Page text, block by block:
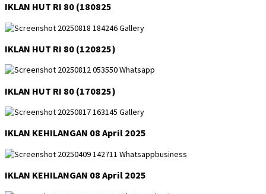
IKLAN HUT RI 80 (180825
IKLAN HUT RI 80 (120825)
IKLAN HUT RI 80 (170825)
IKLAN KEHILANGAN 08 April 2025
IKLAN KEHILANGAN 08 April 2025